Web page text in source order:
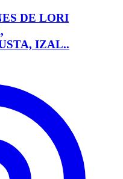
DE LORI
IZAL..